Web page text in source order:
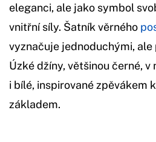
eleganci, ale jako symbol
vnitřní síly. Šatník věrného
vyznačuje jednoduchými,
Úzké džíny, většinou černé,
i bílé, inspirované zpěvákem
základem.